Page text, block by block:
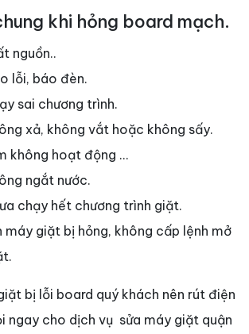
khi hỏng board mạch.
nguồn..
lỗi, báo đèn.
sai chương trình.
xả, không vắt hoặc không sấy.
không hoạt động …
ngắt nước.
chạy hết chương trình giặt.
máy giặt bị hỏng, không cấp lệnh mở
bị lỗi board quý khách nên rút điện
ngay cho dịch vụ sửa máy giặt quận